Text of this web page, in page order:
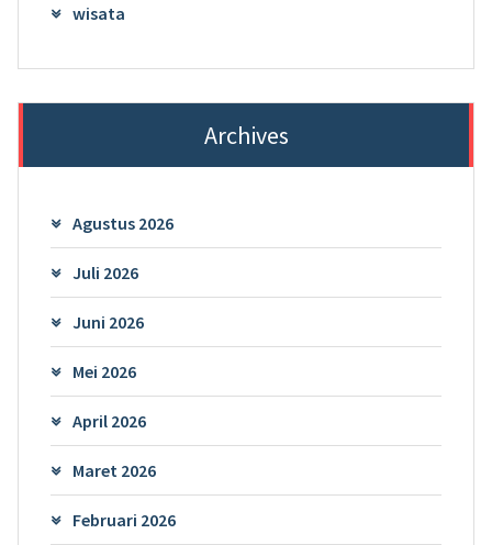
wisata
Archives
Agustus 2026
Juli 2026
Juni 2026
Mei 2026
April 2026
Maret 2026
Februari 2026